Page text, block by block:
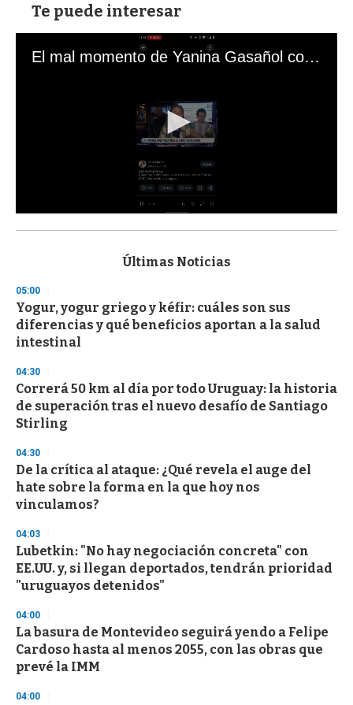
Te puede interesar
El mal momento de Yanina Gasañol con un hincha argentino en "Subrayado"
s
d
s
o
f
3
s
e
c
o
n
Últimas Noticias
05:00
Yogur, yogur griego y kéfir: cuáles son sus
diferencias y qué beneficios aportan a la salud
intestinal
04:30
Correrá 50 km al día por todo Uruguay: la historia
de superación tras el nuevo desafío de Santiago
Stirling
04:30
De la crítica al ataque: ¿Qué revela el auge del
hate sobre la forma en la que hoy nos
vinculamos?
04:03
Lubetkin: "No hay negociación concreta" con
EE.UU. y, si llegan deportados, tendrán prioridad
"uruguayos detenidos"
04:00
La basura de Montevideo seguirá yendo a Felipe
Cardoso hasta al menos 2055, con las obras que
prevé la IMM
04:00